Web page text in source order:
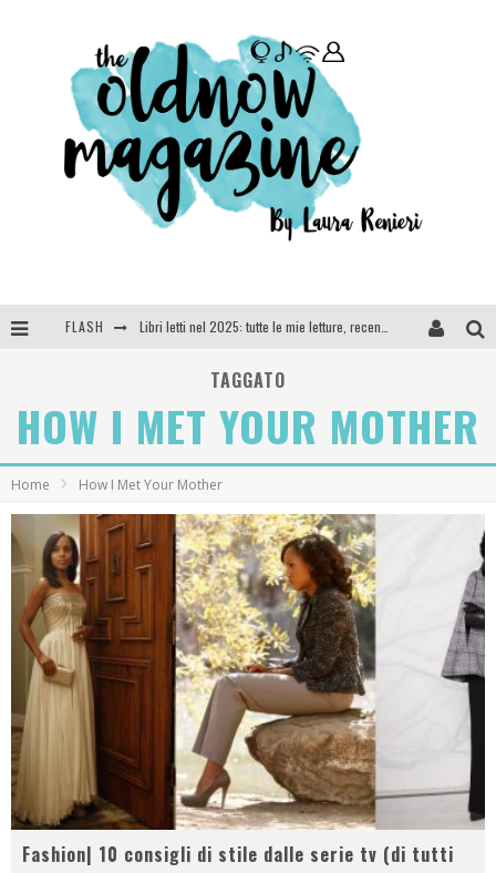
FLASH
Libri letti nel 2025: tutte le mie letture, recensioni e giudizi
Cosa vediamo questa sera? Te lo dico io: film e serie TV visti nel 2025
Anya Taylor-Joy, Jisoo e Willow Smith protagoniste della nuova campagna Dior Addict
TAGGATO
HOW I MET YOUR MOTHER
Home How I Met Your Mother
Fashion| 10 consigli di stile dalle serie tv (di tutti